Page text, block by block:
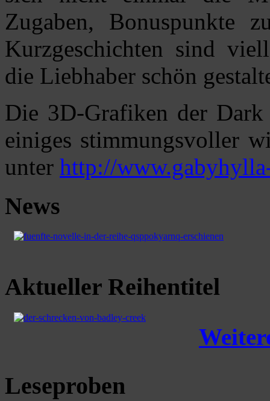
Zugaben, Bonuspunkte
Kurzgeschichten sind
die Liebhaber schön
Die 3D-Grafiken der
einiges stimmungsvoller
unter http://
News
Aktueller Reihentitel
Leseproben